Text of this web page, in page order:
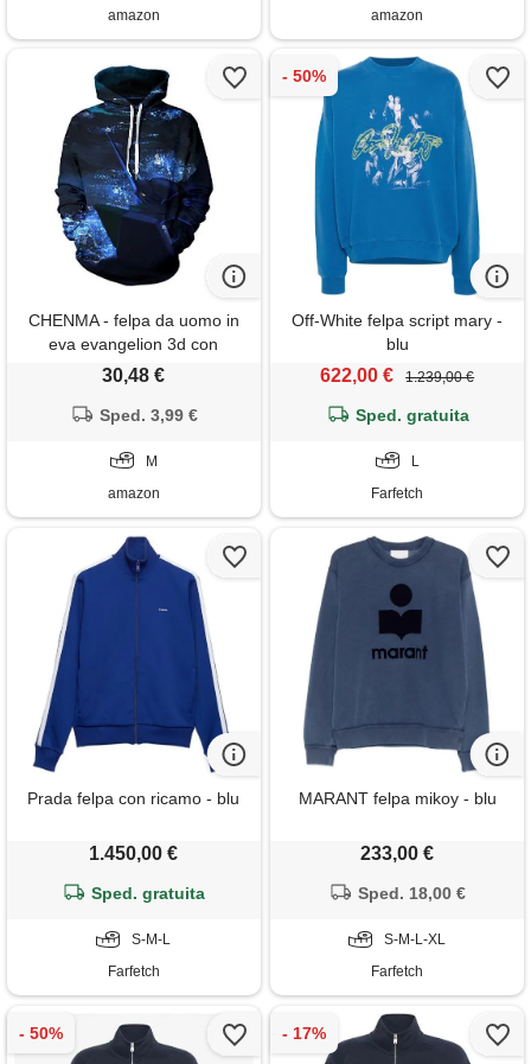
amazon
amazon
CHENMA - felpa da uomo in
eva evangelion 3d con
cappuccio e tasca colore 4 m
30,48 €
Sped. 3,99 €
M
amazon
Off-White felpa script mary -
blu
622,00 € 1.239,00 €
Sped. gratuita
L
Farfetch
Prada felpa con ricamo - blu
1.450,00 €
Sped. gratuita
S-M-L
Farfetch
MARANT felpa mikoy - blu
233,00 €
Sped. 18,00 €
S-M-L-XL
Farfetch